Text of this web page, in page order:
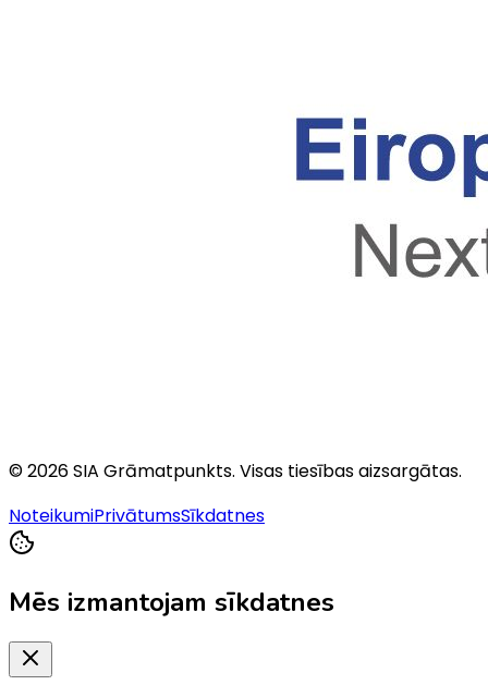
©2026SIA Grāmatpunkts. Visas tiesības aizsargātas.
NoteikumiPrivātumsSīkdatnes
Mēs izmantojam sīkdatnes